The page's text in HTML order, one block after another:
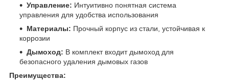
Управление: Интуитивно понятная система
управления для удобства использования
Материалы: Прочный корпус из стали, устойчивая к
коррозии
Дымоход: В комплект входит дымоход для
безопасного удаления дымовых газов
Преимущества: